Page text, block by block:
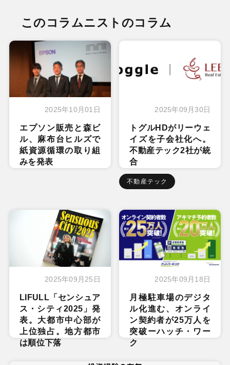
このコラムニストのコラム
2025年10月01日
エプソン販売と森ビ
ル、麻布台ヒルズで
紙資源循環の取り組
みを発表
2025年09月30日
トグルHDがリーウェ
イズを子会社化へ。
不動産テック2社が統
合
不動産テック
2025年09月25日
LIFULL「センシュア
ス・シティ2025」発
表。大都市中心部が
上位独占。地方都市
は順位下落
2025年09月18日
月極駐車場のデジタ
ル化進む、オンライ
ン契約者が25万人を
突破ーハッチ・ワー
ク